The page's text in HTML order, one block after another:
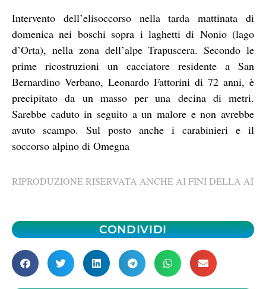
Intervento dell’elisoccorso nella tarda mattinata di
domenica nei boschi sopra i laghetti di Nonio (lago
d’Orta), nella zona dell’alpe Trapuscera. Secondo le
prime ricostruzioni un cacciatore residente a San
Bernardino Verbano, Leonardo Fattorini di 72 anni, è
precipitato da un masso per una decina di metri.
Sarebbe caduto in seguito a un malore e non avrebbe
avuto scampo. Sul posto anche i carabinieri e il
soccorso alpino di Omegna
RIPRODUZIONE RISERVATA ANCHE AI FINI DELLA AI
CONDIVIDI